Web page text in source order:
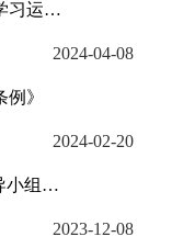
中共甘肃省委甘肃省人民政府关于学习运用“千村示范、万村整治”工程经验有力有效推进陇原乡村全面振兴的实施意见
2024-04-08
》
2024-02-20
甘肃省教育系统“三抓三促”行动领导小组办公室关于报送正反两面典型的通知
2023-12-08